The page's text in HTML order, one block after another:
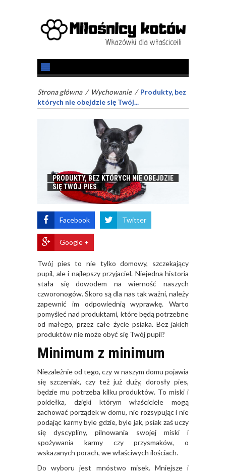
Strona główna / Wychowanie / Produkty, bez
których nie obejdzie się Twój...
PRODUKTY, BEZ KTÓRYCH NIE OBEJDZIE
SIĘ TWÓJ PIES
Facebook Twitter
Google +
Twój pies to nie tylko domowy, szczekający
pupil, ale i najlepszy przyjaciel. Niejedna historia
stała się dowodem na wierność naszych
czworonogów. Skoro są dla nas tak ważni, należy
zapewnić im odpowiednią wyprawkę. Warto
pomyśleć nad produktami, które będą potrzebne
od małego, przez całe życie psiaka. Bez jakich
produktów nie może obyć się Twój pupil?
Minimum z minimum
Niezależnie od tego, czy w naszym domu pojawia
się szczeniak, czy też już duży, dorosły pies,
będzie mu potrzeba kilku produktów. To miski i
poidełka, dzięki którym właściciele mogą
zachować porządek w domu, nie rozsypując i nie
podając karmy byle gdzie, byle jak, psiak zaś uczy
się dyscypliny, pilnowania swojej miski i
spożywania karmy czy przysmaków, o
wskazanych porach, we właściwych ilościach.
Do wyboru jest mnóstwo misek. Mniejsze i